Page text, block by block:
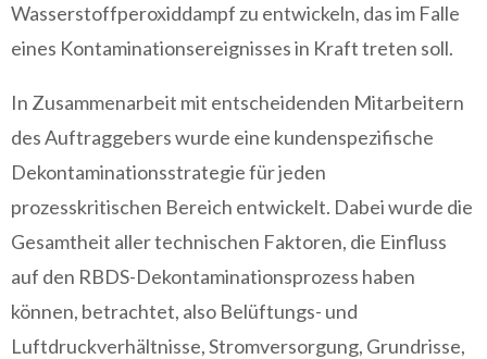
Wasserstoffperoxiddampf zu entwickeln, das im Falle
eines Kontaminationsereignisses in Kraft treten soll.
In Zusammenarbeit mit entscheidenden Mitarbeitern
des Auftraggebers wurde eine kundenspezifische
Dekontaminationsstrategie für jeden
prozesskritischen Bereich entwickelt. Dabei wurde die
Gesamtheit aller technischen Faktoren, die Einfluss
auf den RBDS-Dekontaminationsprozess haben
können, betrachtet, also Belüftungs- und
Luftdruckverhältnisse, Stromversorgung, Grundrisse,